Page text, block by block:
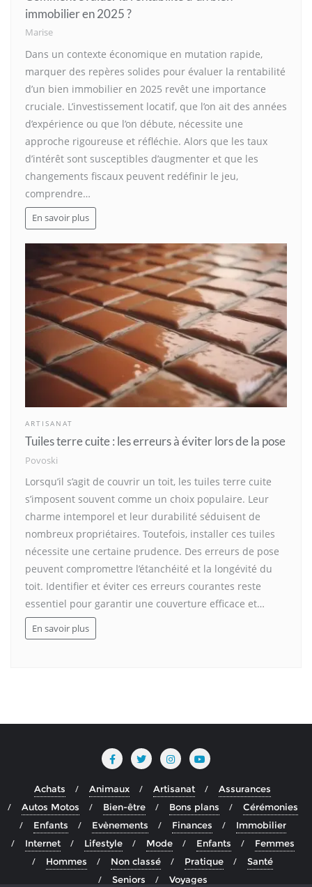
immobilier en 2025 ?
Marise
Dans un contexte économique en mutation rapide,
marquer des repères solides pour évaluer la rentabilité
d’un bien immobilier en 2025 revêt une importance
cruciale. L’investissement locatif, que l’on ait des années
d’expérience ou que l’on débute, nécessite une
approche rigoureuse et réfléchie. Alors que les taux
d’intérêt sont susceptibles d’augmenter et que les
changements fiscaux peuvent redéfinir le jeu,
comprendre…
En savoir plus
ARTISANAT
Tuiles terre cuite : les erreurs à éviter lors de la pose
Povoski
Lorsqu’il s’agit de couvrir un toit, les tuiles terre cuite
s’imposent souvent comme un choix populaire. Leur
charme intemporel et leur durabilité séduisent de
nombreux propriétaires. Toutefois, installer ces tuiles
nécessite une certaine prudence. Des erreurs de pose
peuvent compromettre l’étanchéité et la longévité du
toit. Identifier et éviter ces erreurs courantes reste
essentiel pour garantir une couverture efficace et…
En savoir plus
Achats Animaux Artisanat
Assurances
Autos Motos
Bien-être Bons plans
Cérémonies
Enfants
Evènements Finances
Immobilier
Internet
Lifestyle Mode Enfants
Femmes
Hommes
Non classé Pratique
Santé
Seniors
Voyages